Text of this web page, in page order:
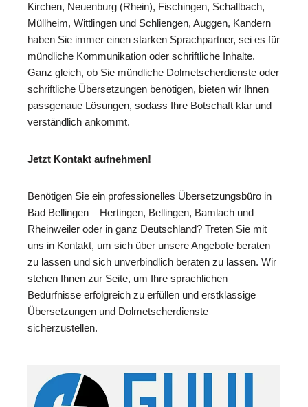
Kirchen, Neuenburg (Rhein), Fischingen, Schallbach,
Müllheim, Wittlingen und Schliengen, Auggen, Kandern
haben Sie immer einen starken Sprachpartner, sei es für
mündliche Kommunikation oder schriftliche Inhalte.
Ganz gleich, ob Sie mündliche Dolmetscherdienste oder
schriftliche Übersetzungen benötigen, bieten wir Ihnen
passgenaue Lösungen, sodass Ihre Botschaft klar und
verständlich ankommt.
Jetzt Kontakt aufnehmen!
Benötigen Sie ein professionelles Übersetzungsbüro in
Bad Bellingen – Hertingen, Bellingen, Bamlach und
Rheinweiler oder in ganz Deutschland? Treten Sie mit
uns in Kontakt, um sich über unsere Angebote beraten
zu lassen und sich unverbindlich beraten zu lassen. Wir
stehen Ihnen zur Seite, um Ihre sprachlichen
Bedürfnisse erfolgreich zu erfüllen und erstklassige
Übersetzungen und Dolmetscherdienste
sicherzustellen.